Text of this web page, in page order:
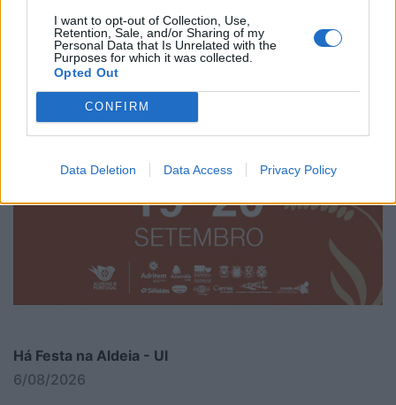
I want to opt-out of Collection, Use,
Retention, Sale, and/or Sharing of my
Personal Data that Is Unrelated with the
Purposes for which it was collected.
Opted Out
CONFIRM
Data Deletion Data Access Privacy Policy
Há Festa na Aldeia - Ul
6/08/2026